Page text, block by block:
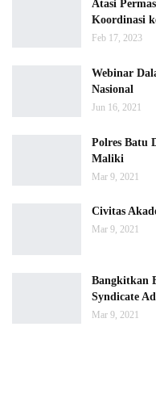
Atasi
Koordinasi
Feb 17, 2023
Webinar
Nasional
Jun 16, 2021
Polres Batu
Maliki
Mar 9, 2021
Civitas
Mar 9, 2021
Bangkitkan
Syndicate
Mar 9, 2021